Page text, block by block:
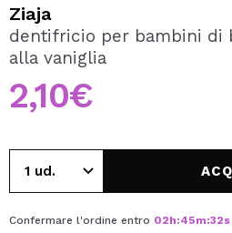
Creando un account su
acquisti velocemente,
Ziaja
dentifricio per bambini di
alla vaniglia
2,10€
Confermare l'ordine entro 02h:45m:32s